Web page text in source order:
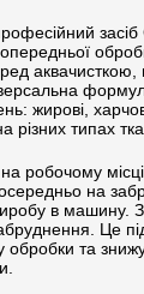
жирові,
різних типах
на робочому
на
в машину.
Це
обробки та